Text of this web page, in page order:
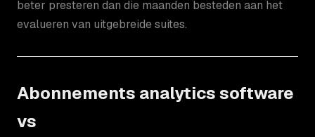
beter presteren dan die maanden besteden aan het
evalueren van uitgebreide suites.
Abonnements analytics software
vs